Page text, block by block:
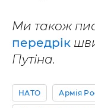
Ми також
передрік
Путіна.
НАТО Армія